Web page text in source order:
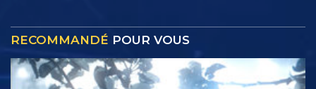
RECOMMANDÉ POUR VOUS